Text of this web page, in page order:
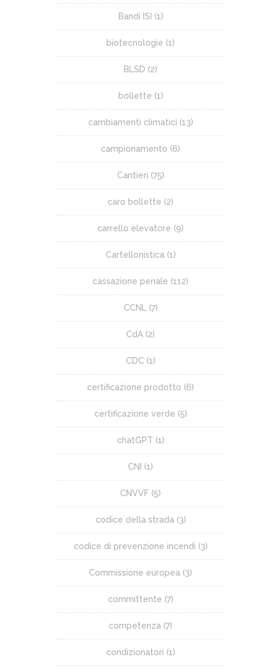
Bandi ISI (1)
biotecnologie (1)
BLSD (2)
bollette (1)
cambiamenti climatici (13)
campionamento (6)
Cantieri (75)
caro bollette (2)
carrello elevatore (9)
Cartellonistica(1)
cassazione penale (112)
CCNL(7)
CdA (2)
CDC (1)
certificazione prodotto (6)
certificazione verde (5)
chatGPT (1)
CNI (1)
CNVVF (5)
codice della strada(3)
codice di prevenzione incendi (3)
Commissione europea (3)
committente (7)
competenza (7)
condizionatori (1)